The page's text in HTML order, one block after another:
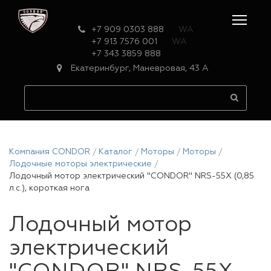
+7 909 0303 888
WA
+7 913 7576 001
WA
+7 343 3859 888
Екатеринбург, Маневровая, 43 А
Компания CONDOR Каталог Моторы
Моторы
Лодочные моторы электрические
Лодочный мотор электрический "CONDOR" NRS-55X (0,85
л.с.), короткая нога
Лодочный мотор
электрический